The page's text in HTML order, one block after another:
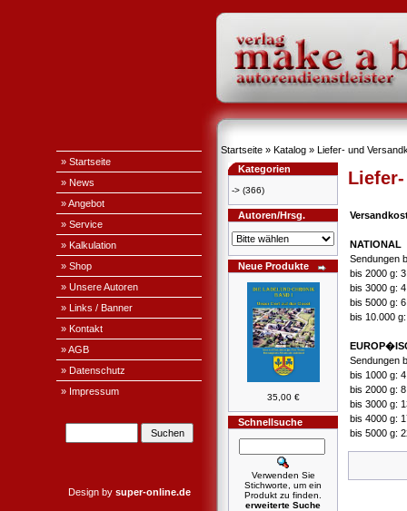
» Startseite
» News
» Angebot
» Service
» Kalkulation
» Shop
» Unsere Autoren
» Links / Banner
» Kontakt
» AGB
» Datenschutz
» Impressum
Design by super-online.de
Startseite » Katalog » Liefer- und
Kategorien
-> (366)
Autoren/Hrsg.
Neue Produkte
35,00 €
Schnellsuche
Verwenden Sie
Stichworte, um ein
Produkt zu finden.
erweiterte Suche
NATIONAL
Sendungen
bis 2000 g:
bis 3000 g:
bis 5000 g:
bis 10.000
Sendungen
bis 1000 g:
bis 2000 g:
bis 3000 g:
bis 4000 g:
bis 5000 g: